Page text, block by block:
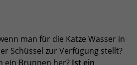
man für die Katze Wasser in
Schüssel zur Verfügung stellt?
ein Brunnen her? Ist ein